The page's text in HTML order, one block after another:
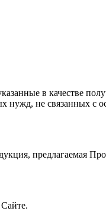
в качестве
не связанных с
предлагаемая